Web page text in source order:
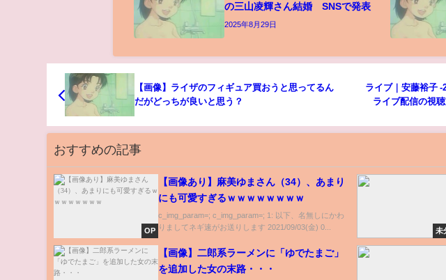
の三山凌輝さん結婚 SNSで発表
2025年8月29日
【画像】ライザのフィギュア買おうと思ってるん
だがどっちが良いと思う？
ライブ｜安藤裕子
ライブ配信の視
おすすめの記事
OP
【画像あり】麻美ゆまさん（34）、あまり
にも可愛すぎるｗｗｗｗｗｗｗｗ
c_img_param=; c_img_param=; 1: 以下、名無しにかわ
りましてネギ速がお送りします 2021/09/03(金) 0...
未
【画像】二郎系ラーメンに「ゆでたまご」
を追加した女の末路・・・